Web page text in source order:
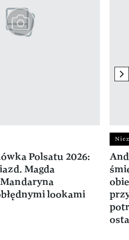
Polsatu 2026:
Magda
lookami